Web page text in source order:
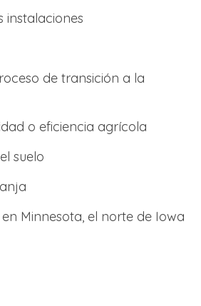
instalaciones
de transición a la
o eficiencia agrícola
suelo
Minnesota, el norte de Iowa